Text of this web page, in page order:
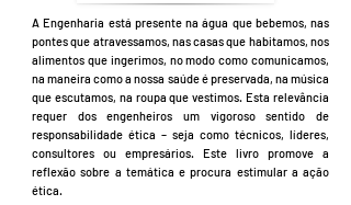
A Engenharia está presente na água que bebemos, nas
pontes que atravessamos, nas casas que habitamos, nos
alimentos que ingerimos, no modo como comunicamos,
na maneira como a nossa saúde é preservada, na música
que escutamos, na roupa que vestimos. Esta relevância
requer dos engenheiros um vigoroso sentido de
responsabilidade ética – seja como técnicos, líderes,
consultores ou empresários. Este livro promove a
reflexão sobre a temática e procura estimular a ação
ética.